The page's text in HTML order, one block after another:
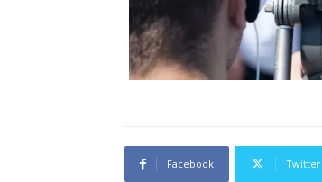
Facebook Twitter